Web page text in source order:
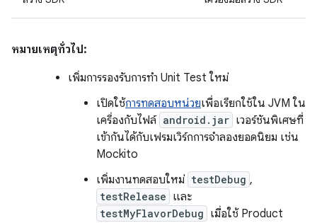
หมายเหตุทั่วไป:
เพิ่มการรองรับการทำ Unit Test ใหม่
เปิดใช้การทดสอบหน่วยเพื่อเรียกใช้ใน JVM ใน
เครื่องกับไฟล์ android.jar เวอร์ชันพิเศษที่
เข้ากันได้กับเฟรมเวิร์กการจำลองยอดนิยม เช่น
Mockito
เพิ่มงานทดสอบใหม่ testDebug ,
testRelease และ
testMyFlavorDebug เมื่อใช้ Product